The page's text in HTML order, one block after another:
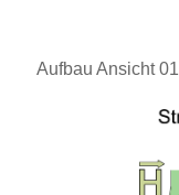
Aufbau Ansicht 01